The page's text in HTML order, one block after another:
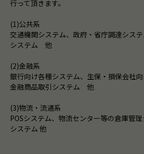
行って頂きます。
(1)公共系
交通機関システム、政府・省庁調達シス
システム 他
(2)金融系
銀行向け各種システム、生保・損保会社
金融商品取引システム 他
(3)物流・流通系
POSシステム、物流センター等の倉庫管
システム 他